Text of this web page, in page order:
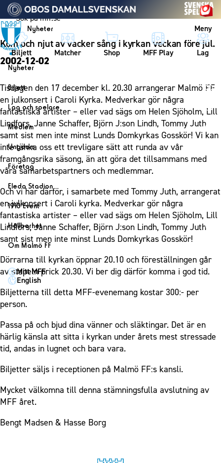
Vidare till innehållet
Nyheter Meny
Biljett Matcher Shop MFF Play Lag
Nyheter
Nyheter
Kalender
Biljett
Biljett
Årskort herr
Årskort dam
Mitt MFF
Biljetter till bortamatcher
Biljettvillkor
Lag och spelare
Lag
Herrlaget
Spelare
Ledarstab
Damlaget
Spelare
Ledarstab
Medlem
Medlemskap i Malmö FF
Årsmöte 2026
Ungdom
MFF Ungdom
Sommarfotboll
Skånecupen
Fotbollsskolan
Fotbollsnätverket
P19
F19
P17
F17
Malmö Trophy
Företag
Bli företagspartner
Nätverket
Klubbstolar
Partner dam
Eleda Stadion
Eleda Stadion
Erics Bar & Restaurang
Matchdag på Eleda Stadion
MFF-museet & rundvandringar
1910 Event
1910 Event
Fest & Event
Möte
Mässa
Sommarfest
Inspiration
Vanliga frågor om 1910 Event
Hållbarhet
Hållbarhet
Himmelsblå framtid – en match för miljön
MFF i samhället
Laget för alla
Nattfotboll
Himmelsblå Tillsammans
Karriärakademin
Grundskolefotboll mot rasismer
Skolakademier
Om Malmö FF
Om Malmö FF
Kontakt
Press och media
Historik – herrlaget
Historik – damlaget
Närstående organisationer
Policydokument
Personuppgiftspolicy
Mitt MFF
English
Kom och njut av vacker sång i kyrkan veckan före jul.
2002-12-02
Tisdagen den 17 december kl. 20.30 arrangerar Malmö FF
en julkonsert i Caroli Kyrka. Medverkar gör några
fantastiska artister – eller vad sägs om Helen Sjöholm, Lill
Lindfors, Janne Schaffer, Björn J:son Lindh, Tommy Juth
samt sist men inte minst Lunds Domkyrkas Gosskör! Vi kan
inte tänka oss ett trevligare sätt att runda av vår
framgångsrika säsong, än att göra det tillsammans med
våra samarbetspartners och medlemmar.
Och vi har därför, i samarbete med Tommy Juth, arrangerat
en julkonsert i Caroli kyrka. Medverkar gör några
fantastiska artister – eller vad sägs om Helen Sjöholm, Lill
Lindfors, Janne Schaffer, Björn J:son Lindh, Tommy Juth
samt sist men inte minst Lunds Domkyrkas Gosskör!
Dörrarna till kyrkan öppnar 20.10 och föreställningen går
av stapeln prick 20.30. Vi ber dig därför komma i god tid.
Biljetterna till detta MFF-evenemang kostar 300:- per
person.
Passa på och bjud dina vänner och släktingar. Det är en
härlig känsla att sitta i kyrkan under årets mest stressade
tid, andas in lugnet och bara vara.
Biljetter säljs i receptionen på Malmö FF:s kansli.
Mycket välkomna till denna stämningsfulla avslutning av
MFF året.
Bengt Madsen & Hasse Borg